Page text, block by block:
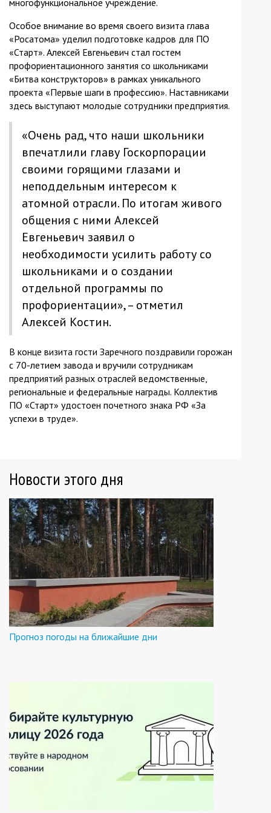
Особое внимание во время своего визита глава
«Росатома» уделил подготовке кадров для ПО
«Старт». Алексей Евгеньевич стал гостем
профориентационного занятия со школьниками
«Битва конструкторов» в рамках уникального
проекта «Первые шаги в профессию». Наставниками
здесь выступают молодые сотрудники предприятия.
«Очень рад, что наши школьники
впечатлили главу Госкорпорации
своими горящими глазами и
неподдельным интересом к
атомной отрасли. По итогам живого
общения с ними Алексей
Евгеньевич заявил о
необходимости усилить работу со
школьниками и о создании
отдельной программы по
профориентации», – отметил
Алексей Костин.
В конце визита гости Заречного поздравили горожан
с 70-летием завода и вручили сотрудникам
предприятий разных отраслей ведомственные,
региональные и федеральные награды. Коллектив
ПО «Старт» удостоен почетного знака РФ «За
успехи в труде».
Новости этого дня
Прогноз погоды на ближайшие дни